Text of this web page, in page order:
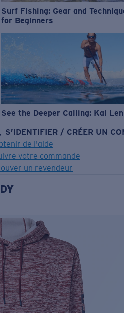
Surf Fishing: Gear and
for Beginners
See the Deeper Calling: Kai
S’IDENTIFIER / CRÉER UN
de l'aide
votre commande
un revendeur
AJOUTÉ AU PANIER!
Prix :
Quantité: